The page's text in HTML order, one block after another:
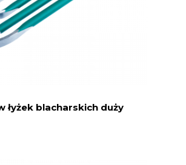
łyżek blacharskich duży